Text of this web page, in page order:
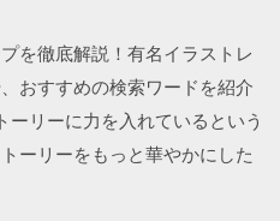
を徹底解説！有名イラストレ
おすすめの検索ワードを紹介
ーリーに力を入れているという
ーリーをもっと華やかにした